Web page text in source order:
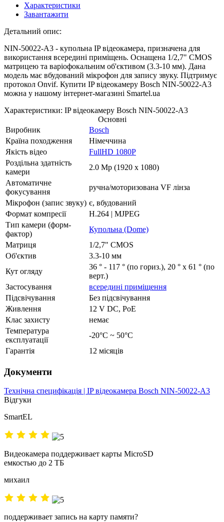
Характеристики
Завантажити
Детальний опис:
NIN-50022-A3 - купольна IP відеокамера, призначена для
використання всередині приміщень. Оснащена 1/2,7" CMOS
матрицею та варіофокальним об'єктивом (3.3-10 мм). Дана
модель має вбудований мікрофон для запису звуку. Підтримує
протокол Onvif. Купити IP відеокамеру Bosch NIN-50022-A3
можна у нашому інтернет-магазині Smartel.ua
Характеристики: IP відеокамеру Bosch NIN-50022-A3
Основні
Виробник
Bosch
Країна походження
Німеччина
Якість відео
FullHD 1080P
Роздільна здатність
камери
2.0 Mp (1920 x 1080)
Автоматичне
фокусування
ручна/моторизована VF лінза
Мікрофон (запис звуку) є, вбудований
Формат компресії
H.264 | MJPEG
Тип камери (форм-
фактор)
Купольна (Dome)
Матриця
1/2,7" CMOS
Об'єктив
3.3-10 мм
Кут огляду
36 ° - 117 ° (по гориз.), 20 ° х 61 ° (по
верт.)
Застосування
всередині приміщення
Підсвічування
Без підсвічування
Живлення
12 V DC, PoE
Клас захисту
немає
Температура
експлуатації
-20°C ~ 50°C
Гарантія
12 місяців
Документи
Технічна специфікація | IP відеокамера Bosch NIN-50022-A3
Відгуки
SmartEL
Видеокамера поддерживает карты MicroSD
емкостью до 2 ТБ
михаил
поддерживает запись на карту памяти?